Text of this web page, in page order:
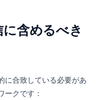
含めるべき
に合致している必要があ
ークです：